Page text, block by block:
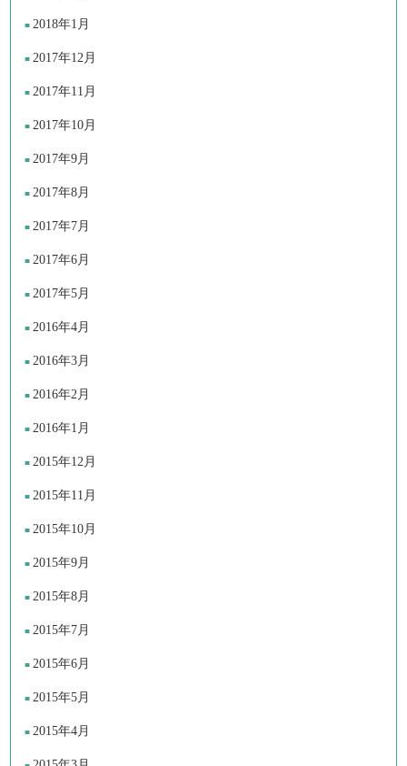
2018年1月
2017年12月
2017年11月
2017年10月
2017年9月
2017年8月
2017年7月
2017年6月
2017年5月
2016年4月
2016年3月
2016年2月
2016年1月
2015年12月
2015年11月
2015年10月
2015年9月
2015年8月
2015年7月
2015年6月
2015年5月
2015年4月